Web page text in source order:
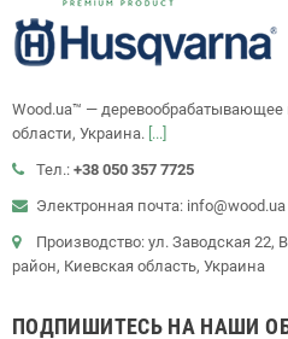
Wood.ua™ — деревообрабатывающее
области, Украина. [...]
Тел.: +38 050 357 7725
Электронная почта: info@wood.ua
Производство: ул. Заводская 22,
район, Киевская область, Украина
ПОДПИШИТЕСЬ НА НАШИ